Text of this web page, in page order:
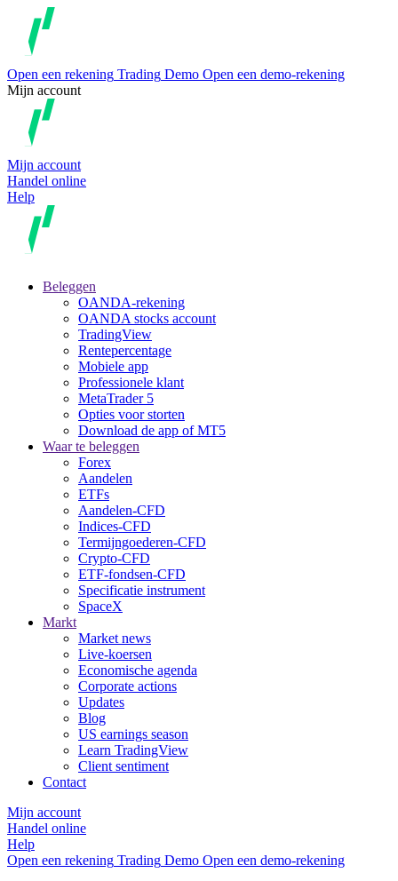
Open een rekening Trading Demo Open een demo-rekening
Mijn account
Mijn account
Handel online
Help
Beleggen
OANDA-rekening
OANDA stocks account
TradingView
Rentepercentage
Mobiele app
Professionele klant
MetaTrader 5
Opties voor storten
Download de app of MT5
Waar te beleggen
Forex
Aandelen
ETFs
Aandelen-CFD
Indices-CFD
Termijngoederen-CFD
Crypto-CFD
ETF-fondsen-CFD
Specificatie instrument
SpaceX
Markt
Market news
Live-koersen
Economische agenda
Corporate actions
Updates
Blog
US earnings season
Learn TradingView
Client sentiment
Contact
Mijn account
Handel online
Help
Open een rekening Trading Demo Open een demo-rekening